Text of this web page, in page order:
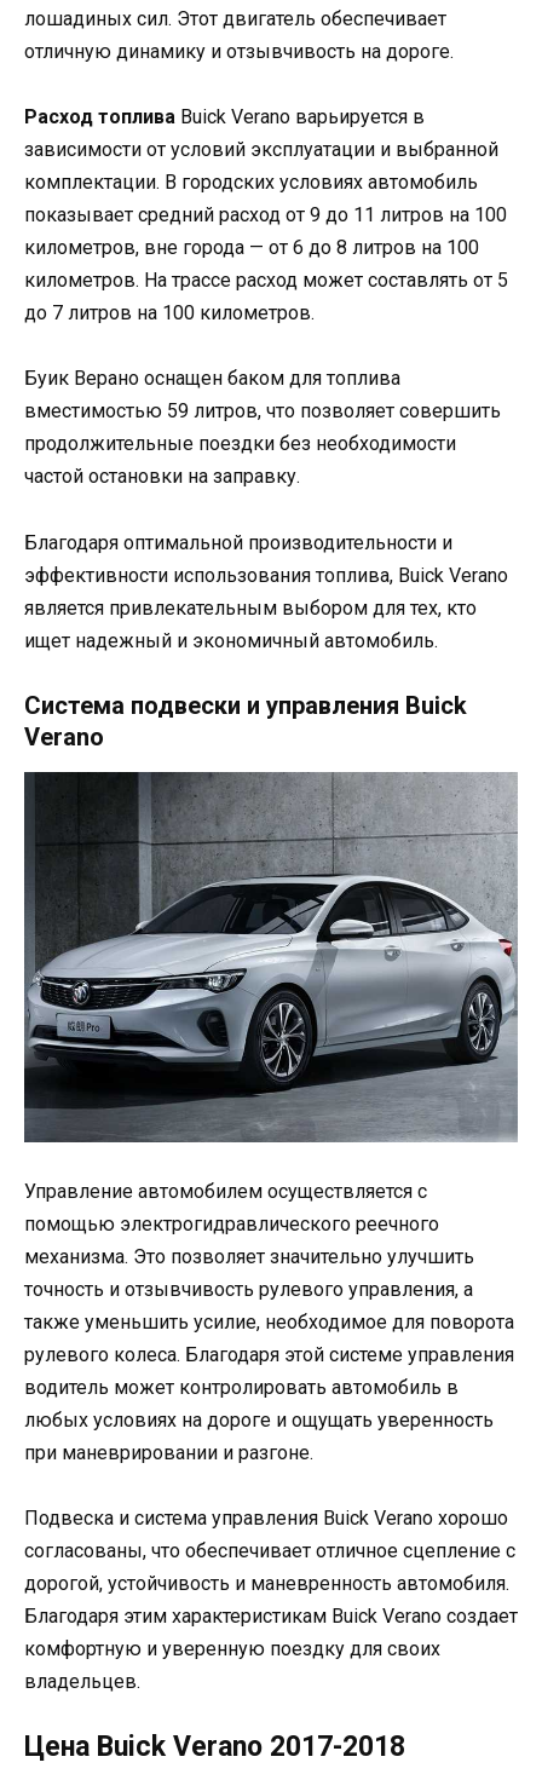
лошадиных сил. Этот двигатель обеспечивает
отличную динамику и отзывчивость на дороге.
Расход топлива Buick Verano варьируется в
зависимости от условий эксплуатации и выбранной
комплектации. В городских условиях автомобиль
показывает средний расход от 9 до 11 литров на 100
километров, вне города — от 6 до 8 литров на 100
километров. На трассе расход может составлять от 5
до 7 литров на 100 километров.
Буик Верано оснащен баком для топлива
вместимостью 59 литров, что позволяет совершить
продолжительные поездки без необходимости
частой остановки на заправку.
Благодаря оптимальной производительности и
эффективности использования топлива, Buick Verano
является привлекательным выбором для тех, кто
ищет надежный и экономичный автомобиль.
Система подвески и управления Buick
Verano
Управление автомобилем осуществляется с
помощью электрогидравлического реечного
механизма. Это позволяет значительно улучшить
точность и отзывчивость рулевого управления, а
также уменьшить усилие, необходимое для поворота
рулевого колеса. Благодаря этой системе управления
водитель может контролировать автомобиль в
любых условиях на дороге и ощущать уверенность
при маневрировании и разгоне.
Подвеска и система управления Buick Verano хорошо
согласованы, что обеспечивает отличное сцепление с
дорогой, устойчивость и маневренность автомобиля.
Благодаря этим характеристикам Buick Verano создает
комфортную и уверенную поездку для своих
владельцев.
Цена Buick Verano 2017-2018